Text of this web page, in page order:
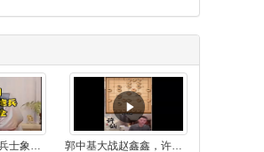
许银川教你炮高兵士象全如何赢士象全，简单四步即可
郭中基大战赵鑫鑫，许银川激情讲解